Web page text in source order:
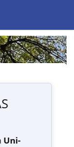
Uni-